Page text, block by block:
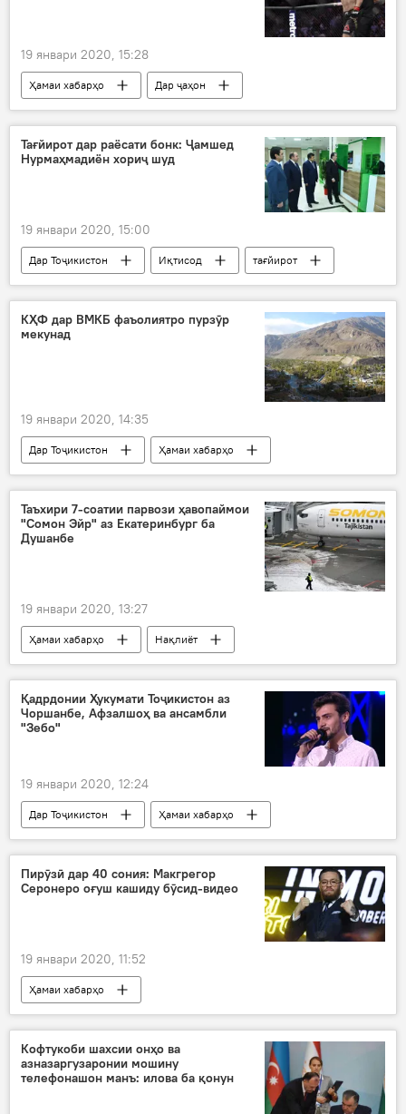
19 январи 2020, 15:28
Ҳамаи хабарҳо
Дар ҷаҳон
Навигариҳои варзиши Тоҷикистон
Макгрегор
Ҳабиб Нурмуҳаммадов
қаҳрамони UFC
рақиб
Тағйирот дар раёсати бонк: Ҷамшед
Нурмаҳмадиён хориҷ шуд
19 январи 2020, 15:00
Дар Тоҷикистон Иқтисод
тағйирот
Амонатбонк
бонк
КҲФ дар ВМКБ фаъолиятро пурзӯр
мекунад
19 январи 2020, 14:35
Дар Тоҷикистон
Ҳамаи хабарҳо
Иҷтимоъ
КҲФ Хоруғ
Таъхири 7-соатии парвози ҳавопаймои
"Сомон Эйр" аз Екатеринбург ба
Душанбе
19 январи 2020, 13:27
Ҳамаи хабарҳо
Нақлиёт
Осиёи Марказӣ
Қадрдонии Ҳукумати Тоҷикистон аз
Чоршанбе, Афзалшоҳ ва ансамбли
"Зебо"
19 январи 2020, 12:24
Дар Тоҷикистон
Ҳамаи хабарҳо
Соҳиба Давлатшоева
Ҳукумат
қадрдонӣ
Пирӯзӣ дар 40 сония: Макгрегор
Серонеро оғуш кашиду бӯсид-видео
19 январи 2020, 11:52
Ҳамаи хабарҳо
Навигариҳои варзиши Тоҷикистон
Кофтукоби шахсии онҳо ва
азназаргузаронии мошину
телефонашон манъ: илова ба қонун